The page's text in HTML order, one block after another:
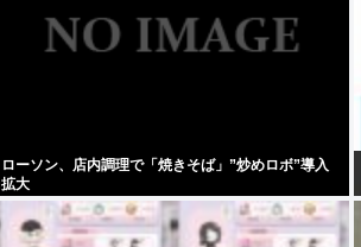
ローソン、店内調理で「焼きそば」”炒めロボ”導入
拡大